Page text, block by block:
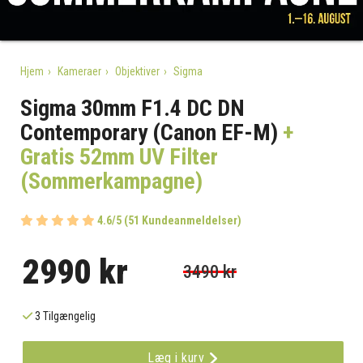
Hjem Kameraer Objektiver Sigma
Sigma 30mm F1.4 DC DN
Contemporary (Canon EF-M) +
Gratis 52mm UV Filter
(Sommerkampagne)
4.6/5 (51 Kundeanmeldelser)
2990 kr 3490 kr
3 Tilgængelig
Læg i kurv